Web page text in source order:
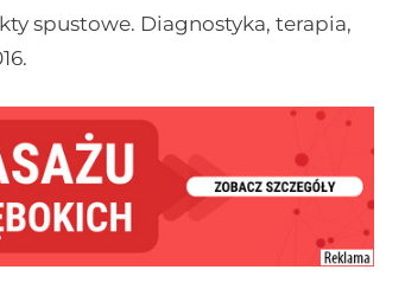
spustowe. Diagnostyka, terapia,